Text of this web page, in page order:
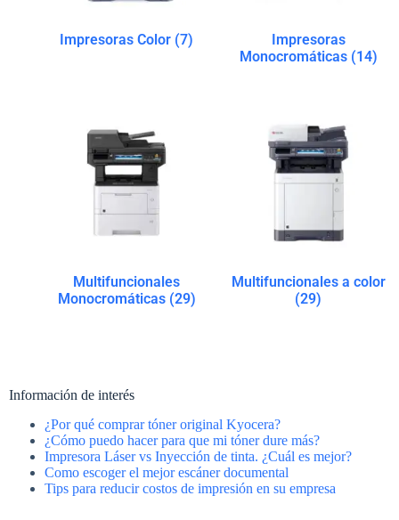
Impresoras Color (7)
Impresoras
Monocromáticas (14)
Multifuncionales
Monocromáticas (29)
Multifuncionales a color
(29)
Información de interés
¿Por qué comprar tóner original Kyocera?
¿Cómo puedo hacer para que mi tóner dure más?
Impresora Láser vs Inyección de tinta. ¿Cuál es mejor?
Como escoger el mejor escáner documental
Tips para reducir costos de impresión en su empresa